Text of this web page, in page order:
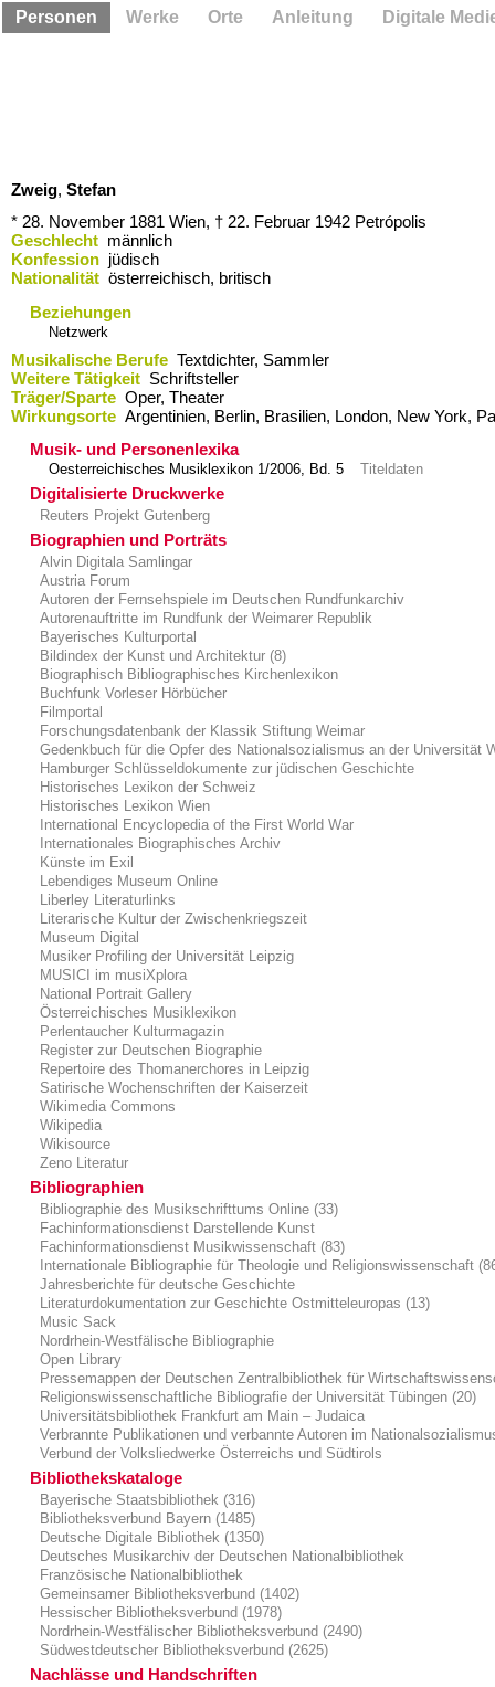
Zweig, Stefan
* 28. November 1881 Wien, † 22. Februar 1942 Petrópolis
Geschlecht männlich
Konfession jüdisch
Nationalität österreichisch, britisch
Beziehungen
Netzwerk
Musikalische Berufe Textdichter, Sammler
Weitere Tätigkeit Schriftsteller
Träger/Sparte Oper, Theater
Wirkungsorte Argentinien,​ Berlin,​ Brasilien,​ London,​ New York,​
Musik- und Personenlexika
Oesterreichisches Musiklexikon 1/2006, Bd. 5 Titeldaten
Digitalisierte Druckwerke
Reuters Projekt Gutenberg
Biographien und Porträts
Alvin Digitala Samlingar
Austria Forum
Autoren der Fernsehspiele im Deutschen Rundfunkarchiv
Autorenauftritte im Rundfunk der Weimarer Republik
Bayerisches Kulturportal
Bildindex der Kunst und Architektur (8)
Biographisch Bibliographisches Kirchenlexikon
Buchfunk Vorleser Hörbücher
Filmportal
Forschungsdatenbank der Klassik Stiftung Weimar
Gedenkbuch für die Opfer des Nationalsozialismus an der Universität
Hamburger Schlüsseldokumente zur jüdischen Geschichte
Historisches Lexikon der Schweiz
Historisches Lexikon Wien
International Encyclopedia of the First World War
Internationales Biographisches Archiv
Künste im Exil
Lebendiges Museum Online
Liberley Literaturlinks
Literarische Kultur der Zwischenkriegszeit
Museum Digital
Musiker Profiling der Universität Leipzig
MUSICI im musiXplora
National Portrait Gallery
Österreichisches Musiklexikon
Perlentaucher Kulturmagazin
Register zur Deutschen Biographie
Repertoire des Thomanerchores in Leipzig
Satirische Wochenschriften der Kaiserzeit
Wikimedia Commons
Wikipedia
Wikisource
Zeno Literatur
Bibliographien
Bibliographie des Musikschrifttums Online (33)
Fachinformationsdienst Darstellende Kunst
Fachinformationsdienst Musikwissenschaft (83)
Internationale Bibliographie für Theologie und Religionswissenschaft
Jahresberichte für deutsche Geschichte
Literaturdokumentation zur Geschichte Ostmitteleuropas (13)
Music Sack
Nordrhein-Westfälische Bibliographie
Open Library
Pressemappen der Deutschen Zentralbibliothek für
Religionswissenschaftliche Bibliografie der Universität Tübingen (20)
Universitätsbibliothek Frankfurt am Main – Judaica
Verbrannte Publikationen und verbannte Autoren im
Verbund der Volksliedwerke Österreichs und Südtirols
Bibliothekskataloge
Bayerische Staatsbibliothek (316)
Bibliotheksverbund Bayern (1485)
Deutsche Digitale Bibliothek (1350)
Deutsches Musikarchiv der Deutschen Nationalbibliothek
Französische Nationalbibliothek
Gemeinsamer Bibliotheksverbund (1402)
Hessischer Bibliotheksverbund (1978)
Nordrhein-Westfälischer Bibliotheksverbund (2490)
Südwestdeutscher Bibliotheksverbund (2625)
Nachlässe und Handschriften
Personen Werke Orte Anleitung Digitale